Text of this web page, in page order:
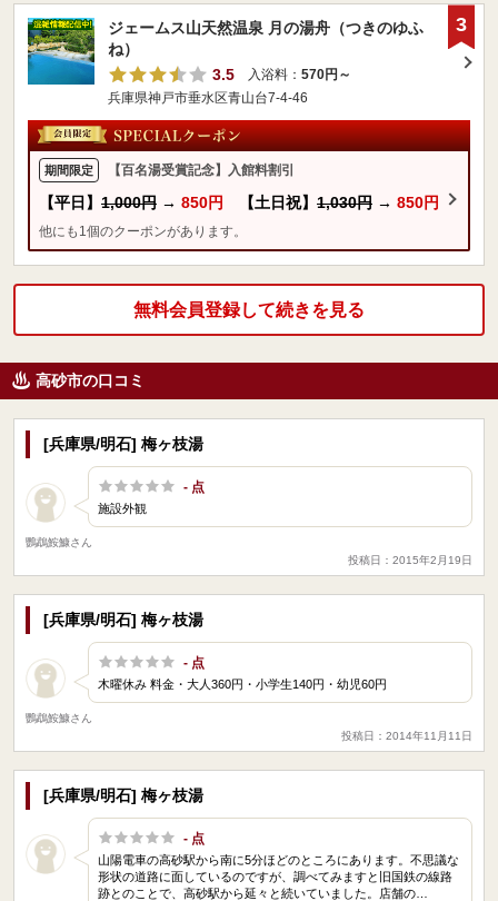
ジェームス山天然温泉 月の湯舟（つきのゆふ
ね）
3.5
入浴料： 570円～
兵庫県神戸市垂水区青山台7-4-46
期間限定 【百名湯受賞記念】入館料割引
【平日】 1,000円 → 850円 【土日祝】 1,030円 → 850円
他にも1個のクーポンがあります。
3
無料会員登録して続きを見る
高砂市の口コミ
[兵庫県/明石] 梅ヶ枝湯
- 点
施設外観
鸚鵡鮟鱇さん
投稿日：2015年2月19日
[兵庫県/明石] 梅ヶ枝湯
- 点
木曜休み 料金・大人360円・小学生140円・幼児60円
鸚鵡鮟鱇さん
投稿日：2014年11月11日
[兵庫県/明石] 梅ヶ枝湯
- 点
山陽電車の高砂駅から南に5分ほどのところにあります。不思議な
形状の道路に面しているのですが、調べてみますと旧国鉄の線路
跡とのことで、高砂駅から延々と続いていました。店舗の…